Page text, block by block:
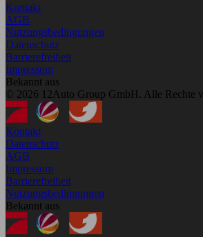
Kontakt
AGB
Nutzungsbedingungen
Datenschutz
Barrierefreiheit
Impressum
Bekannt aus
© 2026 12Auto Group GmbH. Alle Rechte
Kontakt
Datenschutz
AGB
Impressum
Barrierefreiheit
Nutzungsbedingungen
Bekannt aus